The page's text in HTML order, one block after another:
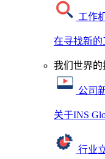
工作
在寻找新的
我们世界的
公司
关于INS
行业